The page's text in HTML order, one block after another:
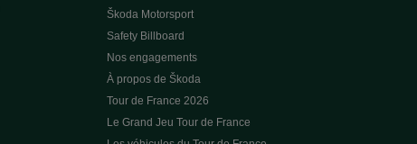
Škoda Motorsport
Safety Billboard
Nos engagements
À propos de Škoda
Tour de France 2026
Le Grand Jeu Tour de France